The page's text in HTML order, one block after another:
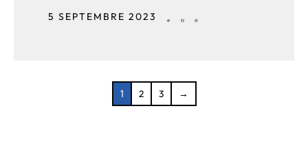
5 SEPTEMBRE 2023
1 2 3 →